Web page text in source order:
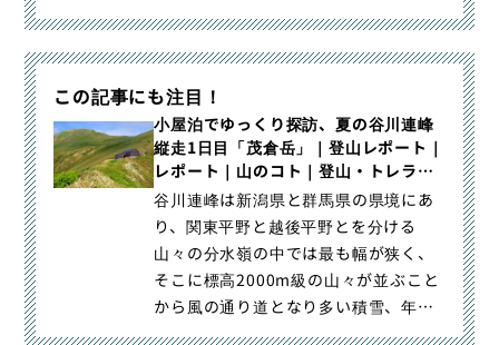
と危険について紹介しつつ、変｜【日
難易度別ルート紹介＆アクセス便利な
駐車場情報｜登山・トレラン・山スキ
ーマガジン「山旅旅」の「ルート紹介
から探す」（）カテゴリの記事ページ
です。
この記事にも注目！
小屋泊でゆっくり探訪、夏の谷川連峰
縦走1日目「茂倉岳」｜登山レポート｜
レポート｜山のコト｜登山・トレラ
ン・山スキーマガジン「山旅旅」
谷川連峰は新潟県と群馬県の県境にあ
り、関東平野と越後平野とを分ける
山々の分水嶺の中では最も幅が狭く、
そこに標高2000m級の山々が並ぶこと
から風の通り道となり多い積雪、年間
を通じ変わりやすい天候、一ノ｜小屋